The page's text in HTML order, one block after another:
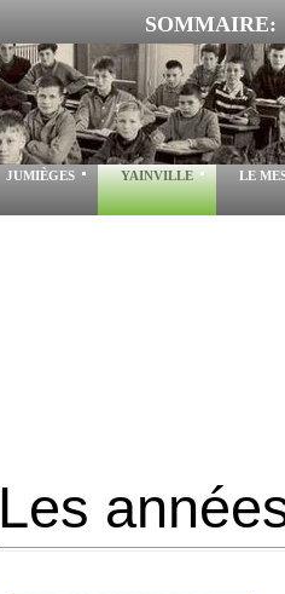
SOMMAIRE:
JUMIÈGES YAINVILLE LE
Les